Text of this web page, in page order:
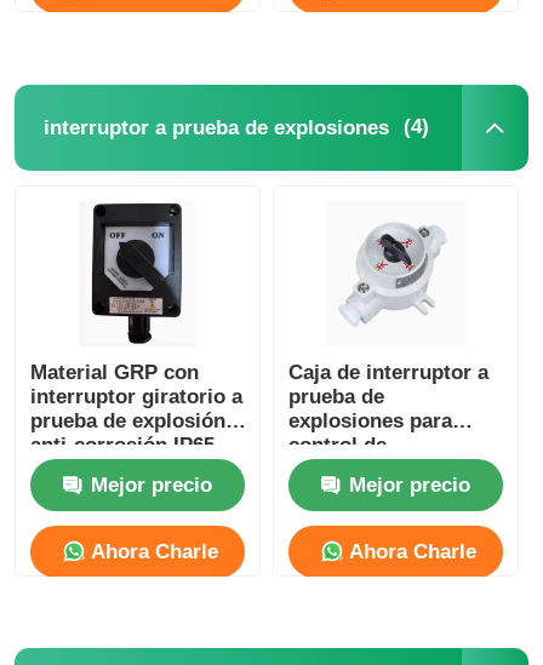
interruptor a prueba de explosiones (4)
Material GRP con
interruptor giratorio a
prueba de explosión
anti-corrosión IP65
Mejor precio
Ahora Charle
Caja de interruptor a
prueba de
explosiones para
control de
iluminación,
impermeable IP65
220V/380V
Mejor precio
Ahora Charle